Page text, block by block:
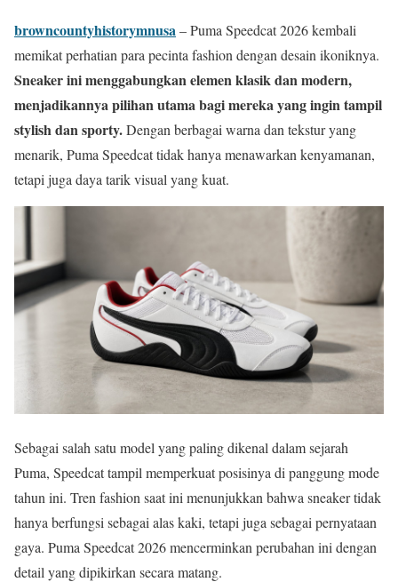
browncountyhistorymnusa– Puma Speedcat 2026 kembali
memikat perhatian para pecinta fashion dengan desain ikoniknya.
Sneaker ini menggabungkan elemen klasik dan modern,
menjadikannya pilihan utama bagi mereka yang ingin tampil
stylish dan sporty.Dengan berbagai warna dan tekstur yang
menarik, Puma Speedcat tidak hanya menawarkan kenyamanan,
tetapi juga daya tarik visual yang kuat.
Sebagai salah satu model yang paling dikenal dalam sejarah
Puma, Speedcat tampil memperkuat posisinya di panggung mode
tahun ini. Tren fashion saat ini menunjukkan bahwa sneaker tidak
hanya berfungsi sebagai alas kaki, tetapi juga sebagai pernyataan
gaya. Puma Speedcat 2026 mencerminkan perubahan ini dengan
detail yang dipikirkan secara matang.